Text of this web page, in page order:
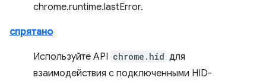
chrome.runtime.lastError.
спрятано
Используйте API chrome.hid для
взаимодействия с подключенными HID-